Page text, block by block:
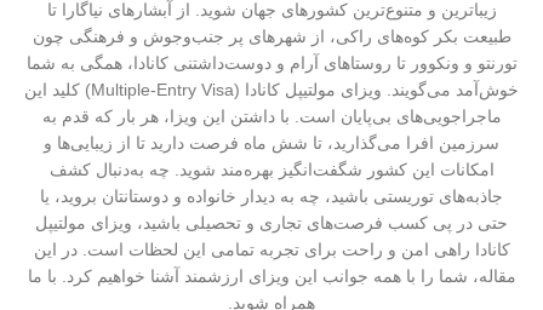
زیباترین و متنوع‌ترین کشورهای جهان شوید. از آبشارهای نیاگارا تا
طبیعت بکر کوه‌های راکی، از شهرهای پر جنب‌وجوش و فرهنگی چون
تورنتو و ونکوور تا روستاهای آرام و دوست‌داشتنی کانادا، همگی به شما
خوش‌آمد می‌گویند. ویزای مولتیپل کانادا (Multiple-Entry Visa) کلید این
ماجراجویی‌های بی‌پایان است. با داشتن این ویزا، هر بار که قدم به
سرزمین افرا می‌گذارید، تا شش ماه فرصت دارید تا از زیبایی‌ها و
امکانات این کشور شگفت‌انگیز بهره‌مند شوید. چه به‌دنبال کشف
جاذبه‌های توریستی باشید، چه به دیدار خانواده و دوستانتان بروید، یا
حتی در پی کسب فرصت‌های تجاری و تحصیلی باشید، ویزای مولتیپل
کانادا راهی امن و راحت برای تجربه تمامی این لحظات است. در این
مقاله، شما را با همه جوانب این ویزای ارزشمند آشنا خواهیم کرد. با ما
همراه شوید.